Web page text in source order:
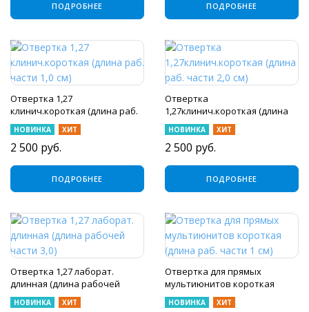
ПОДРОБНЕЕ ПОДРОБНЕЕ
Отвертка 1,27
клинич.короткая (длина раб.
части 1,0 см)
НОВИНКА ХИТ
2 500 руб.
ПОДРОБНЕЕ
Отвертка
1,27клинич.короткая (длина
раб. части 2,0 см)
НОВИНКА ХИТ
2 500 руб.
ПОДРОБНЕЕ
Отвертка 1,27 лаборат.
длинная (длина рабочей
части 3,0)
НОВИНКА ХИТ
Отвертка для прямых
мультиюнитов короткая
(длина раб. части 1 см)
НОВИНКА ХИТ